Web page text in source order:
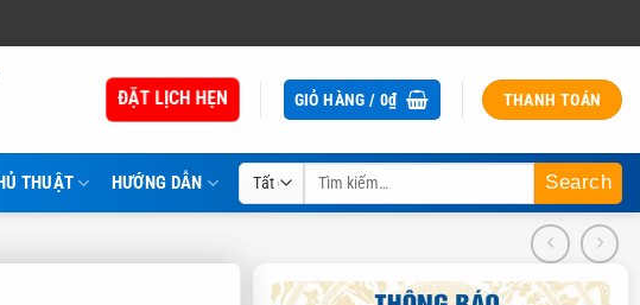
ĐẶT LỊCH HẸN GIỎ HÀNG /0₫ THANH TOÁN
THUẬT HƯỚNG DẪN
Tìm